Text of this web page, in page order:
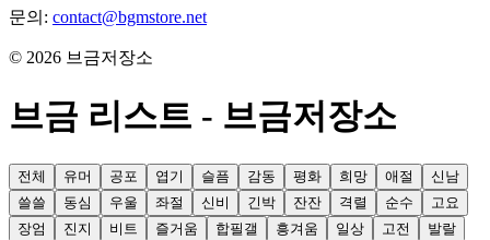
문의: contact@bgmstore.net
© 2026 브금저장소
브금 리스트 - 브금저장소
전체 유머 공포 엽기 슬픔 감동 평화 희망 애절
신남
쓸쓸
동심 우울 좌절 신비 긴박 잔잔 격렬 순수
고요
장엄
진지 비트 즐거움 합필갤 흥겨움 일상 고전
발랄